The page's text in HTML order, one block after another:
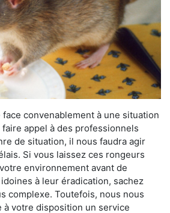
convenablement à une situation
appel à des professionnels
de situation, il nous faudra agir
Si vous laissez ces rongeurs
environnement avant de
à leur éradication, sachez
complexe. Toutefois, nous nous
à votre disposition un service